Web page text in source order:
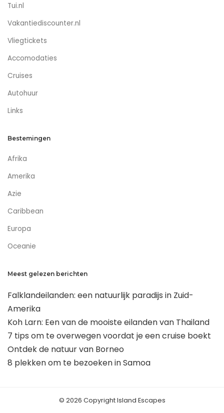
Tui.nl
Vakantiediscounter.nl
Vliegtickets
Accomodaties
Cruises
Autohuur
Links
Bestemingen
Afrika
Amerika
Azie
Caribbean
Europa
Oceanie
Meest gelezen berichten
Falklandeilanden: een natuurlijk paradijs in Zuid-
Amerika
Koh Larn: Een van de mooiste eilanden van Thailand
7 tips om te overwegen voordat je een cruise boekt
Ontdek de natuur van Borneo
8 plekken om te bezoeken in Samoa
© 2026 Copyright Island Escapes